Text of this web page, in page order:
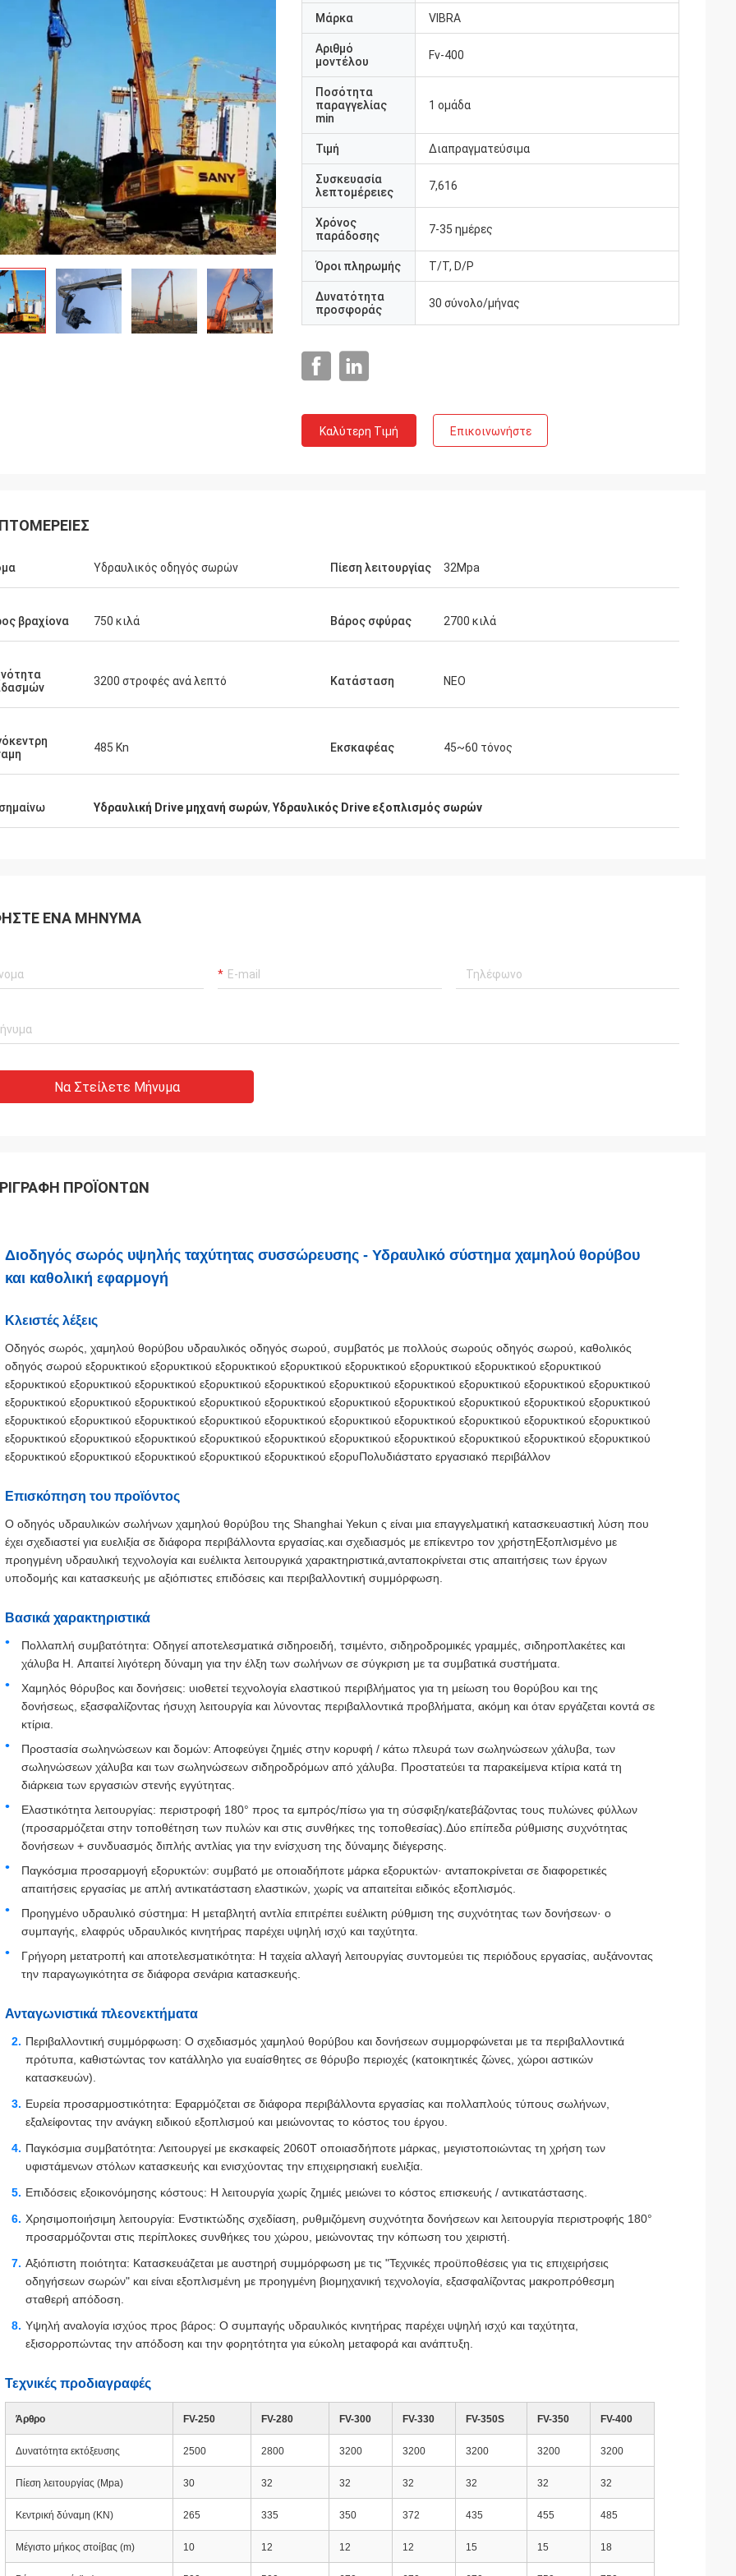
Μάρκα VIBRA
Αριθμό
μοντέλου
Fv-400
Ποσότητα
παραγγελίας
min
1 ομάδα
Τιμή Διαπραγματεύσιμα
Συσκευασία
λεπτομέρειες
7,616
Χρόνος
παράδοσης
7-35 ημέρες
Όροι πληρωμής T/T, D/P
Δυνατότητα
προσφοράς
30 σύνολο/μήνας
Καλύτερη Τιμή Επικοινωνήστε
Υδραυλικός οδηγός σωρών Πίεση λειτουργίας 32Mpa
βραχίονα 750 κιλά Βάρος σφύρας 2700 κιλά
3200 στροφές ανά λεπτό Κατάσταση ΝΕΟ
485 Kn Εκσκαφέας 45~60 τόνος
Υδραυλική Drive μηχανή σωρών, Υδραυλικός Drive εξοπλισμός σωρών
ΈΝΑ ΜΉΝΥΜΑ
Να Στείλετε Μήνυμα
ΠΡΟΪΌΝΤΩΝ
Διοδηγός σωρός υψηλής ταχύτητας συσσώρευσης - Υδραυλικό σύστημα χαμηλού θορύβου
και καθολική εφαρμογή
Κλειστές λέξεις
Οδηγός σωρός, χαμηλού θορύβου υδραυλικός οδηγός σωρού, συμβατός με πολλούς σωρούς οδηγός σωρού, καθολικός
οδηγός σωρού εξορυκτικού εξορυκτικού εξορυκτικού εξορυκτικού εξορυκτικού εξορυκτικού εξορυκτικού εξορυκτικού
εξορυκτικού εξορυκτικού εξορυκτικού εξορυκτικού εξορυκτικού εξορυκτικού εξορυκτικού εξορυκτικού εξορυκτικού εξορυκτικού
εξορυκτικού εξορυκτικού εξορυκτικού εξορυκτικού εξορυκτικού εξορυκτικού εξορυκτικού εξορυκτικού εξορυκτικού εξορυκτικού
εξορυκτικού εξορυκτικού εξορυκτικού εξορυκτικού εξορυκτικού εξορυκτικού εξορυκτικού εξορυκτικού εξορυκτικού εξορυκτικού
εξορυκτικού εξορυκτικού εξορυκτικού εξορυκτικού εξορυκτικού εξορυκτικού εξορυκτικού εξορυκτικού εξορυκτικού εξορυκτικού
εξορυκτικού εξορυκτικού εξορυκτικού εξορυκτικού εξορυκτικού εξορυΠολυδιάστατο εργασιακό περιβάλλον
Επισκόπηση του προϊόντος
Ο οδηγός υδραυλικών σωλήνων χαμηλού θορύβου της Shanghai Yekun ς είναι μια επαγγελματική κατασκευαστική λύση που
έχει σχεδιαστεί για ευελιξία σε διάφορα περιβάλλοντα εργασίας.και σχεδιασμός με επίκεντρο τον χρήστηΕξοπλισμένο με
προηγμένη υδραυλική τεχνολογία και ευέλικτα λειτουργικά χαρακτηριστικά,ανταποκρίνεται στις απαιτήσεις των έργων
υποδομής και κατασκευής με αξιόπιστες επιδόσεις και περιβαλλοντική συμμόρφωση.
Βασικά χαρακτηριστικά
Πολλαπλή συμβατότητα: Οδηγεί αποτελεσματικά σιδηροειδή, τσιμέντο, σιδηροδρομικές γραμμές, σιδηροπλακέτες και
χάλυβα H. Απαιτεί λιγότερη δύναμη για την έλξη των σωλήνων σε σύγκριση με τα συμβατικά συστήματα.
Χαμηλός θόρυβος και δονήσεις: υιοθετεί τεχνολογία ελαστικού περιβλήματος για τη μείωση του θορύβου και της
δονήσεως, εξασφαλίζοντας ήσυχη λειτουργία και λύνοντας περιβαλλοντικά προβλήματα, ακόμη και όταν εργάζεται κοντά σε
κτίρια.
Προστασία σωληνώσεων και δομών: Αποφεύγει ζημιές στην κορυφή / κάτω πλευρά των σωληνώσεων χάλυβα, των
σωληνώσεων χάλυβα και των σωληνώσεων σιδηροδρόμων από χάλυβα. Προστατεύει τα παρακείμενα κτίρια κατά τη
διάρκεια των εργασιών στενής εγγύτητας.
Ελαστικότητα λειτουργίας: περιστροφή 180° προς τα εμπρός/πίσω για τη σύσφιξη/κατεβάζοντας τους πυλώνες φύλλων
(προσαρμόζεται στην τοποθέτηση των πυλών και στις συνθήκες της τοποθεσίας).Δύο επίπεδα ρύθμισης συχνότητας
δονήσεων + συνδυασμός διπλής αντλίας για την ενίσχυση της δύναμης διέγερσης.
Παγκόσμια προσαρμογή εξορυκτών: συμβατό με οποιαδήποτε μάρκα εξορυκτών· ανταποκρίνεται σε διαφορετικές
απαιτήσεις εργασίας με απλή αντικατάσταση ελαστικών, χωρίς να απαιτείται ειδικός εξοπλισμός.
Προηγμένο υδραυλικό σύστημα: Η μεταβλητή αντλία επιτρέπει ευέλικτη ρύθμιση της συχνότητας των δονήσεων· ο
συμπαγής, ελαφρύς υδραυλικός κινητήρας παρέχει υψηλή ισχύ και ταχύτητα.
Γρήγορη μετατροπή και αποτελεσματικότητα: Η ταχεία αλλαγή λειτουργίας συντομεύει τις περιόδους εργασίας, αυξάνοντας
την παραγωγικότητα σε διάφορα σενάρια κατασκευής.
Ανταγωνιστικά πλεονεκτήματα
Περιβαλλοντική συμμόρφωση: Ο σχεδιασμός χαμηλού θορύβου και δονήσεων συμμορφώνεται με τα περιβαλλοντικά
πρότυπα, καθιστώντας τον κατάλληλο για ευαίσθητες σε θόρυβο περιοχές (κατοικητικές ζώνες, χώροι αστικών
κατασκευών).
Ευρεία προσαρμοστικότητα: Εφαρμόζεται σε διάφορα περιβάλλοντα εργασίας και πολλαπλούς τύπους σωλήνων,
εξαλείφοντας την ανάγκη ειδικού εξοπλισμού και μειώνοντας το κόστος του έργου.
Παγκόσμια συμβατότητα: Λειτουργεί με εκσκαφείς 2060T οποιασδήποτε μάρκας, μεγιστοποιώντας τη χρήση των
υφιστάμενων στόλων κατασκευής και ενισχύοντας την επιχειρησιακή ευελιξία.
Επιδόσεις εξοικονόμησης κόστους: Η λειτουργία χωρίς ζημιές μειώνει το κόστος επισκευής / αντικατάστασης.
Χρησιμοποιήσιμη λειτουργία: Ενστικτώδης σχεδίαση, ρυθμιζόμενη συχνότητα δονήσεων και λειτουργία περιστροφής 180°
προσαρμόζονται στις περίπλοκες συνθήκες του χώρου, μειώνοντας την κόπωση του χειριστή.
Αξιόπιστη ποιότητα: Κατασκευάζεται με αυστηρή συμμόρφωση με τις "Τεχνικές προϋποθέσεις για τις επιχειρήσεις
οδηγήσεων σωρών" και είναι εξοπλισμένη με προηγμένη βιομηχανική τεχνολογία, εξασφαλίζοντας μακροπρόθεσμη
σταθερή απόδοση.
Υψηλή αναλογία ισχύος προς βάρος: Ο συμπαγής υδραυλικός κινητήρας παρέχει υψηλή ισχύ και ταχύτητα,
εξισορροπώντας την απόδοση και την φορητότητα για εύκολη μεταφορά και ανάπτυξη.
Τεχνικές προδιαγραφές
Άρθρο FV-250 FV-280 FV-300 FV-330 FV-350S FV-350 FV-400
Δυνατότητα εκτόξευσης 2500 2800 3200 3200 3200 3200 3200
Πίεση λειτουργίας (Mpa) 30 32 32 32 32 32 32
Κεντρική δύναμη (KN) 265 335 350 372 435 455 485
Μέγιστο μήκος στοίβας (m) 10 12 12 12 15 15 18